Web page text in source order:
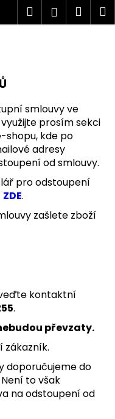
Hledat
smlouvy ve
prosím sekci
shopu, kde po
adresy
od smlouvy.
pro odstoupení
ZDE.
zašlete zboží
kontaktní
.
převzaty.
zákazník.
doporučujeme do
to však
na odstoupení od